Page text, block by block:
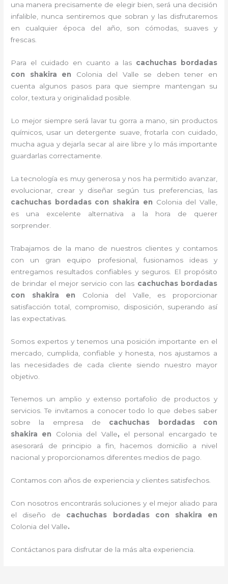
una manera precisamente de elegir bien, será una decisión
infalible, nunca sentiremos que sobran y las disfrutaremos
en cualquier época del año, son cómodas, suaves y
frescas.
Para el cuidado en cuanto a las cachuchas bordadas
con shakira en Colonia del Valle
se deben tener en
cuenta algunos pasos para que siempre mantengan su
color, textura y originalidad posible.
Lo mejor siempre será lavar tu gorra a mano, sin productos
químicos, usar un detergente suave, frotarla con cuidado,
mucha agua y dejarla secar al aire libre y lo más importante
guardarlas correctamente.
La tecnología es muy generosa y nos ha permitido avanzar,
evolucionar, crear y diseñar según tus preferencias, las
cachuchas bordadas con shakira en Colonia del Valle,
es una excelente alternativa a la hora de querer
sorprender.
Trabajamos de la mano de nuestros clientes y contamos
con un gran equipo profesional, fusionamos ideas y
entregamos resultados confiables y seguros. El propósito
de brindar el mejor servicio con las cachuchas bordadas
con shakira en Colonia del Valle, es proporcionar
satisfacción total, compromiso, disposición, superando así
las expectativas.
Somos expertos y tenemos una posición importante en el
mercado, cumplida, confiable y honesta, nos ajustamos a
las necesidades de cada cliente siendo nuestro mayor
objetivo.
Tenemos un amplio y extenso portafolio de productos y
servicios. Te invitamos a conocer todo lo que debes saber
sobre la empresa de cachuchas bordadas con
shakira en Colonia del Valle, el personal encargado te
asesorará de principio a fin, hacemos domicilio a nivel
nacional y proporcionamos diferentes medios de pago.
Contamos con años de experiencia y clientes satisfechos.
Con nosotros encontrarás soluciones y el mejor aliado para
el diseño de cachuchas bordadas con shakira en
Colonia del Valle.
Contáctanos para disfrutar de la más alta experiencia.